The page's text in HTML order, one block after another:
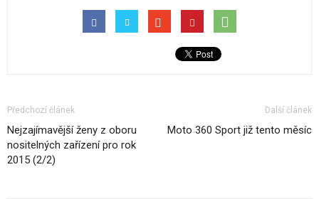
Předchozí článek
Nejzajímavější ženy z oboru
nositelných zařízení pro rok
2015 (2/2)
Další článek
Moto 360 Sport již tento měsíc